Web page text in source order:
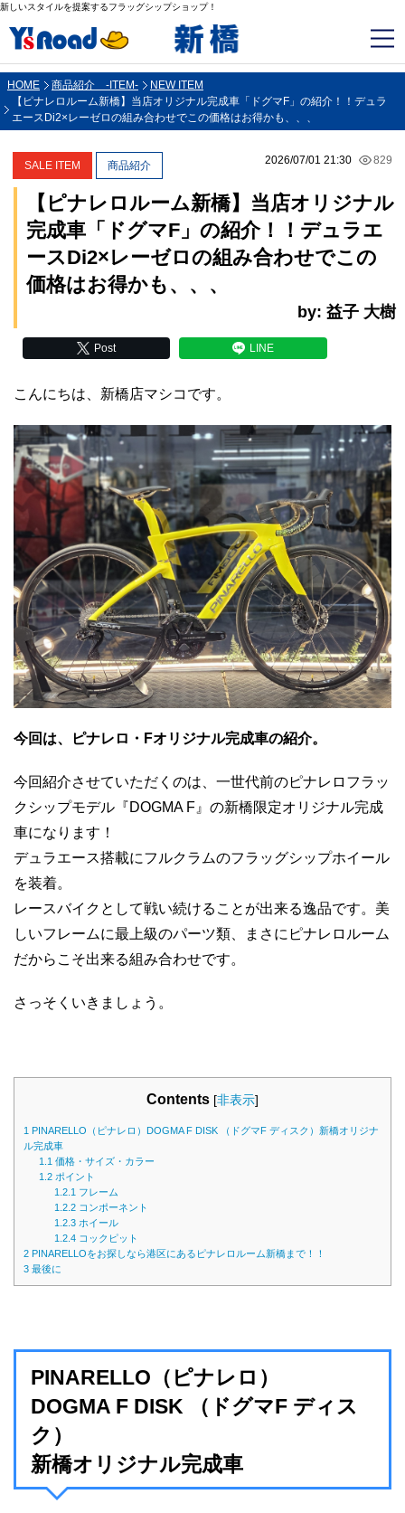
新しいスタイルを提案するフラッグシップショップ！
HOME 商品紹介 -ITEM-
NEW ITEM
【ピナレロルーム新橋】当店オリジナル完成車「ドグマF」の紹介！！デュラ
エースDi2×レーゼロの組み合わせでこの価格はお得かも、、、
2026/07/01 21:30 829
SALE ITEM 商品紹介
【ピナレロルーム新橋】当店オリジナル
完成車「ドグマF」の紹介！！デュラエ
ースDi2×レーゼロの組み合わせでこの
価格はお得かも、、、
by: 益子 大樹
Post LINE
こんにちは、新橋店マシコです。
今回は、ピナレロ・Fオリジナル完成車の紹介。
今回紹介させていただくのは、一世代前のピナレロフラッ
クシップモデル『DOGMA F』の新橋限定オリジナル完成
車になります！
デュラエース搭載にフルクラムのフラッグシップホイール
を装着。
レースバイクとして戦い続けることが出来る逸品です。美
しいフレームに最上級のパーツ類、まさにピナレロルーム
だからこそ出来る組み合わせです。
さっそくいきましょう。
Contents [非表示]
1 PINARELLO（ピナレロ）DOGMA F DISK （ドグマF ディスク）新橋オリジナ
ル完成車
1.1 価格・サイズ・カラー
1.2 ポイント
1.2.1 フレーム
1.2.2 コンポーネント
1.2.3 ホイール
1.2.4 コックピット
2 PINARELLOをお探しなら港区にあるピナレロルーム新橋まで！！
3 最後に
PINARELLO（ピナレロ）
DOGMA F DISK （ドグマF ディス
ク）
新橋オリジナル完成車